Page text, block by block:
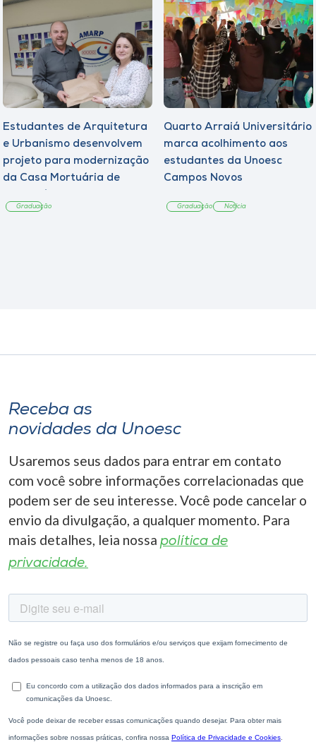
Estudantes de Arquitetura
e Urbanismo desenvolvem
projeto para modernização
da Casa Mortuária de
Graduação
Quarto Arraiá Universitário
marca acolhimento aos
estudantes da Unoesc
Campos Novos
Graduação Notícia
Receba as
novidades da Unoesc
Usaremos seus dados para entrar em contato
com você sobre informações correlacionadas que
podem ser de seu interesse. Você pode cancelar o
envio da divulgação, a qualquer momento. Para
mais detalhes, leia nossa política de
privacidade.